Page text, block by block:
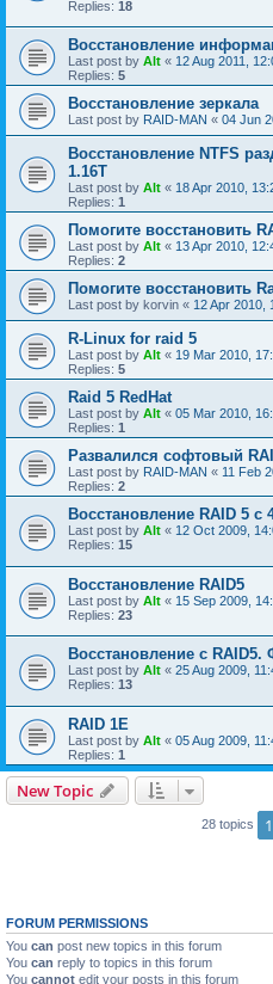
Replies: 18
Восстановление
Last post by Alt « 12 Aug 2011,
Replies: 5
Восстановление зеркала
Last post by RAID-MAN « 04 Jun
Восстановление NTFS
1.16Т
Last post by Alt « 18 Apr 2010,
Replies: 1
Помогите восстановить
Last post by Alt « 13 Apr 2010,
Replies: 2
Помогите восстановить
Last post by korvin « 12 Apr 2010,
R-Linux for raid 5
Last post by Alt « 19 Mar 2010,
Replies: 5
Raid 5 RedHat
Last post by Alt « 05 Mar 2010,
Replies: 1
Развалился софтовый
Last post by RAID-MAN « 11 Feb
Replies: 2
Восстановление RAID 5 с
Last post by Alt « 12 Oct 2009,
Replies: 15
Восстановление RAID5
Last post by Alt « 15 Sep 2009,
Replies: 23
Восстановление с RAID5.
Last post by Alt « 25 Aug 2009,
Replies: 13
RAID 1E
Last post by Alt « 05 Aug 2009,
Replies: 1
New Topic
28 topics 1
FORUM PERMISSIONS
You can post new topics in this forum
You can reply to topics in this forum
You cannot edit your posts in this forum